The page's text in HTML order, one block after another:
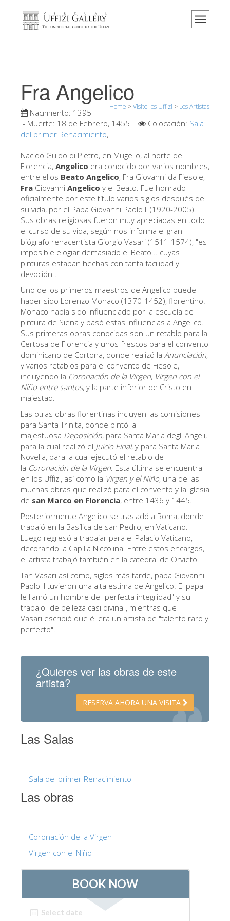
Home
Eventos y exposiciones
Los comentarios de los visitantes
Contáctenos
Reserve ahora
Visita virtual
Las obras
Las salas
Los Artistas
Las nuevas salas
Museo del Bargello
Galería de la Academia
Galería Palatina
Capillas de los Medici
Museo de San Marcos
Museo Arqueológico
Museo Galileo
Jardín de Boboli
La Torre de Arnolfo
Corredor de Vasari
Palazzo Vecchio
Santa Maria Novella
Santa Croce
Reserve ahora
Reserve una visita guiada
Sólo billetes con entrada rápida
ES
ESPAÑOL
Fra Angelico
Home >Visite los Uffizi > Los Artistas
Nacimiento: 1395
- Muerte: 18 de Febrero, 1455 Colocación: Sala
del primer Renacimiento,
Nacido Guido di Pietro, en Mugello, al norte de
Florencia, Angelico era conocido por varios nombres,
entre ellos Beato Angelico, Fra Giovanni da Fiesole,
Fra Giovanni Angelico y el Beato. Fue honrado
oficialmente por este título varios siglos después de
su vida, por el Papa Giovanni Paolo II (1920-2005).
Sus obras religiosas fueron muy apreciadas en todo
el curso de su vida, según nos informa el gran
biógrafo renacentista Giorgio Vasari (1511-1574), "es
imposible elogiar demasiado el Beato... cuyas
pinturas estaban hechas con tanta facilidad y
devoción".
Uno de los primeros maestros de Angelico puede
haber sido Lorenzo Monaco (1370-1452), florentino.
Monaco había sido influenciado por la escuela de
pintura de Siena y pasó estas influencias a Angelico.
Sus primeras obras conocidas son un retablo para la
Certosa de Florencia y unos frescos para el convento
dominicano de Cortona, donde realizó la Anunciación,
y varios retablos para el convento de Fiesole,
incluyendo la Coronación de la Virgen, Virgen con el
Niño entre santos, y la parte inferior de Cristo en
majestad.
Las otras obras florentinas incluyen las comisiones
para Santa Trinita, donde pintó la
majestuosa Deposición, para Santa Maria degli Angeli,
para la cual realizó el Juicio Final, y para Santa Maria
Novella, para la cual ejecutó el retablo de
la Coronación de la Virgen. Esta última se encuentra
en los Uffizi, así como la Virgen y el Niño, una de las
muchas obras que realizó para el convento y la iglesia
de san Marco en Florencia, entre 1436 y 1445.
Posteriormente Angelico se trasladó a Roma, donde
trabajó en la Basílica de san Pedro, en Vaticano.
Luego regresó a trabajar para el Palacio Vaticano,
decorando la Capilla Niccolina. Entre estos encargos,
el artista trabajó también en la catedral de Orvieto.
Tan Vasari así como, siglos más tarde, papa Giovanni
Paolo II tuvieron una alta estima de Angelico. El papa
le llamó un hombre de "perfecta integridad" y su
trabajo "de belleza casi divina", mientras que
Vasari escribió que él era un artista de "talento raro y
perfecto".
¿Quieres ver las obras de este
artista?
RESERVA AHORA UNA VISITA
Las Salas
Sala del primer Renacimiento
Las obras
Coronación de la Virgen
Virgen con el Niño